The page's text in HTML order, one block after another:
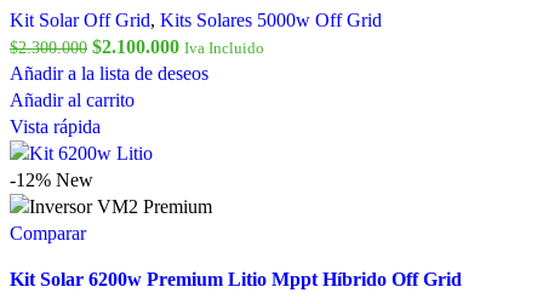
Kit Solar Off Grid, Kits Solares 5000w Off Grid
$2.300.000 $2.100.000 Iva Incluido
Añadir a la lista de deseos
Añadir al carrito
Vista rápida
-12% New
Comparar
Kit Solar 6200w Premium Litio Mppt Híbrido Off Grid